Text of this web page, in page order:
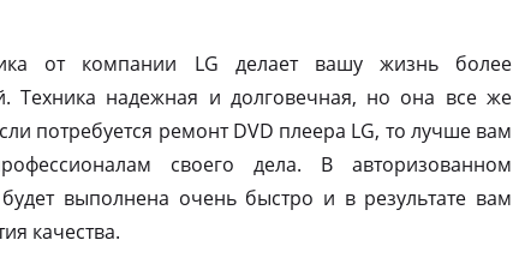
от компании LG делает вашу жизнь более
Техника надежная и долговечная, но она все же
потребуется ремонт DVD плеера LG, то лучше вам
своего дела. В авторизованном
выполнена очень быстро и в результате вам
качества.